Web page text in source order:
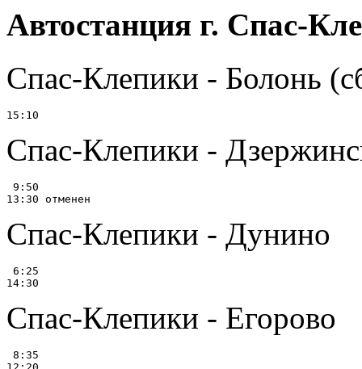
Автостанция г. Спас-
Спас-Клепики - Болонь
Спас-Клепики -
9:50
Спас-Клепики - Дунино
6:25
Спас-Клепики - Егорово
8:35